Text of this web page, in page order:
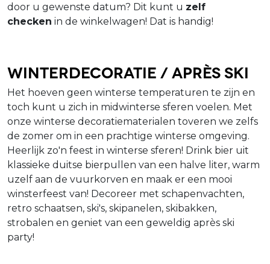
door u gewenste datum? Dit kunt u zelf
checken in de winkelwagen! Dat is handig!
Winterdecoratie / Après ski
Het hoeven geen winterse temperaturen te zijn en
toch kunt u zich in midwinterse sferen voelen. Met
onze winterse decoratiematerialen toveren we zelfs
de zomer om in een prachtige winterse omgeving.
Heerlijk zo'n feest in winterse sferen! Drink bier uit
klassieke duitse bierpullen van een halve liter, warm
uzelf aan de vuurkorven en maak er een mooi
winsterfeest van! Decoreer met schapenvachten,
retro schaatsen, ski's, skipanelen, skibakken,
strobalen en geniet van een geweldig après ski
party!